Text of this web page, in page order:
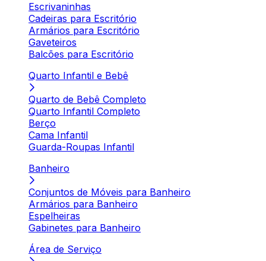
Escrivaninhas
Cadeiras para Escritório
Armários para Escritório
Gaveteiros
Balcões para Escritório
Quarto Infantil e Bebê
Quarto de Bebê Completo
Quarto Infantil Completo
Berço
Cama Infantil
Guarda-Roupas Infantil
Banheiro
Conjuntos de Móveis para Banheiro
Armários para Banheiro
Espelheiras
Gabinetes para Banheiro
Área de Serviço